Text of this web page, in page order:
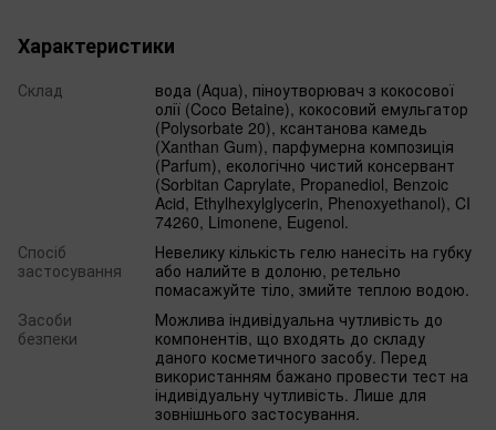
Характеристики
Склад
вода (Aqua), піноутворювач з кокосової
олії (Cocо Betaine), кокосовий емульгатор
(Polysorbate 20), ксантанова камедь
(Xanthan Gum), парфумерна композиція
(Parfum), екологічно чистий консервант
(Sorbitan Caprylate, Propanediol, Benzoic
Acid, Ethylhexylglycerin, Phenoxyethanol), CI
74260, Limonene, Eugenol.
Спосіб
застосування
Невелику кількість гелю нанесіть на губку
або налийте в долоню, ретельно
помасажуйте тіло, змийте теплою водою.
Засоби
безпеки
Можлива індивідуальна чутливість до
компонентів, що входять до складу
даного косметичного засобу. Перед
використанням бажано провести тест на
індивідуальну чутливість. Лише для
зовнішнього застосування.